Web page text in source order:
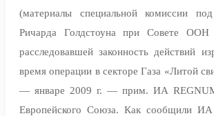
(материалы специальной комиссии
Ричарда Голдстоуна при Совете ООН
расследовавшей законность действий
время операции в секторе Газа «Литой
— январе 2009 г. — прим. ИА
Европейского Союза. Как сообщили